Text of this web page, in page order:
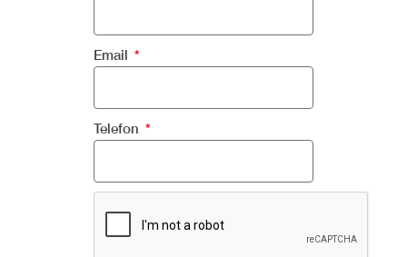
Email
Telefon